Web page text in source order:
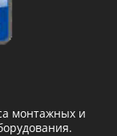
монтажных и